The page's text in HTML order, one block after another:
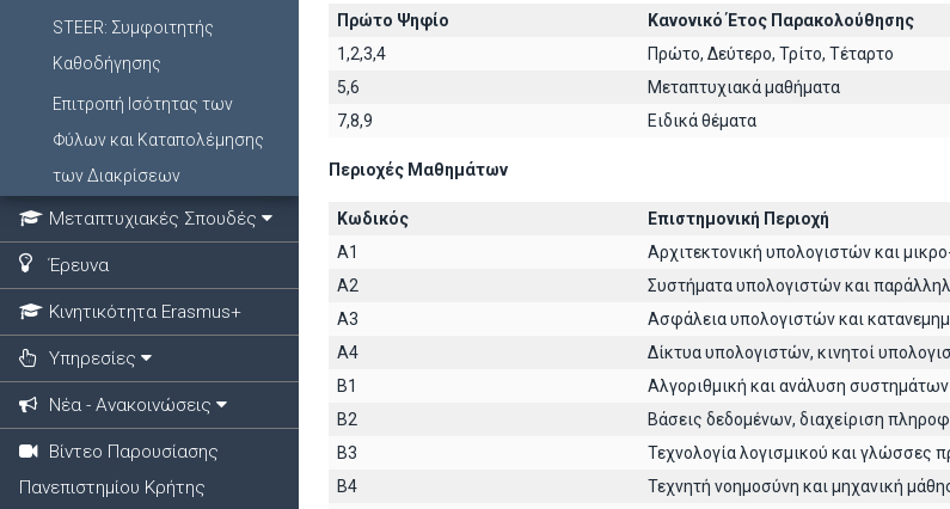
STEER: Συμφοιτητής
Καθοδήγησης
Επιτροπή Ισότητας των
Φύλων και Καταπολέμησης
των Διακρίσεων
Μεταπτυχιακές Σπουδές
Έρευνα
Κινητικότητα Erasmus+
Υπηρεσίες
Νέα - Ανακοινώσεις
Βίντεο Παρουσίασης
Πανεπιστημίου Κρήτης
Πρώτο Ψηφίο
Κανονικό Έτος Παρακολούθησης
1,2,3,4
Πρώτο, Δεύτερο, Τρίτο, Τέταρτο
5,6
Μεταπτυχιακά μαθήματα
7,8,9
Ειδικά θέματα
Περιοχές Μαθημάτων
Κωδικός
Επιστημονική Περιοχή
A1
Αρχιτεκτoνική υπολογιστών και
A2
Συστήματα υπολογιστών και
A3
Ασφάλεια υπολογιστών και
A4
Δίκτυα υπολογιστών, κινητοί
B1
Αλγοριθμική και ανάλυση συστημάτων
B2
Βάσεις δεδομένων, διαχείριση
B3
Τεχνολογία λογισμικού και γλώσσες
B4
Τεχνητή νοημοσύνη και μηχανική